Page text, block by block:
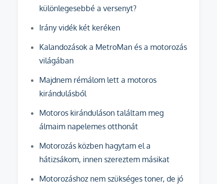
különlegesebbé a versenyt?
Irány vidék két keréken
Kalandozások a MetroMan és a motorozás
világában
Majdnem rémálom lett a motoros
kirándulásból
Motoros kiránduláson találtam meg
álmaim napelemes otthonát
Motorozás közben hagytam el a
hátizsákom, innen szereztem másikat
Motorozáshoz nem szükséges toner, de jó